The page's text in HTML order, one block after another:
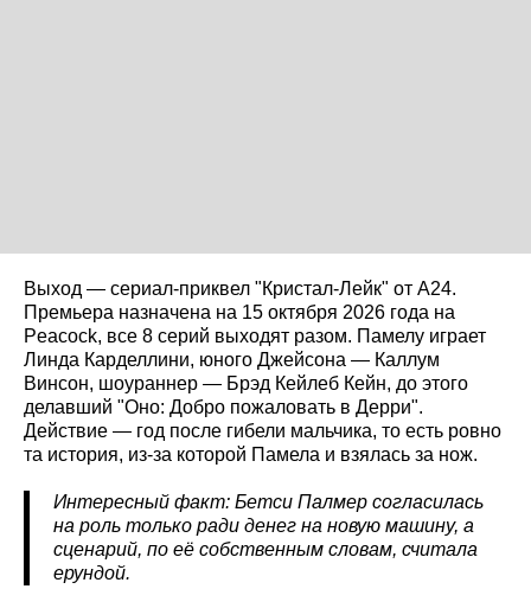
Выход — сериал-приквел "Кристал-Лейк" от A24.
Премьера назначена на 15 октября 2026 года на
Peacock, все 8 серий выходят разом. Памелу играет
Линда Карделлини, юного Джейсона — Каллум
Винсон, шоураннер — Брэд Кейлеб Кейн, до этого
делавший "Оно: Добро пожаловать в Дерри".
Действие — год после гибели мальчика, то есть ровно
та история, из-за которой Памела и взялась за нож.
Интересный факт: Бетси Палмер согласилась
на роль только ради денег на новую машину, а
сценарий, по её собственным словам, считала
ерундой.